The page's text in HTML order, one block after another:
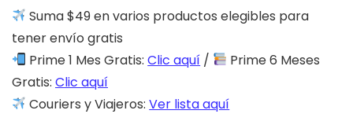
Suma $49 en varios productos elegibles para
tener envío gratis
Prime 1 Mes Gratis:Clic aquí /
Prime 6 Meses
Gratis: Clic aquí
Couriers y Viajeros:Ver lista aquí